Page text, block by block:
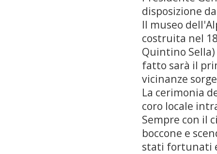
disposizione
Il museo
costruita nel
Quintino
fatto sarà il
vicinanze
La cerimonia
coro locale
Sempre con il
boccone e
stati fortunati